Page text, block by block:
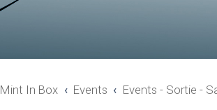
In Box Events Events - Sortie -